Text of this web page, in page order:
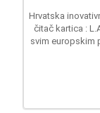
Hrvatska
čitač kartica :
svim europskim